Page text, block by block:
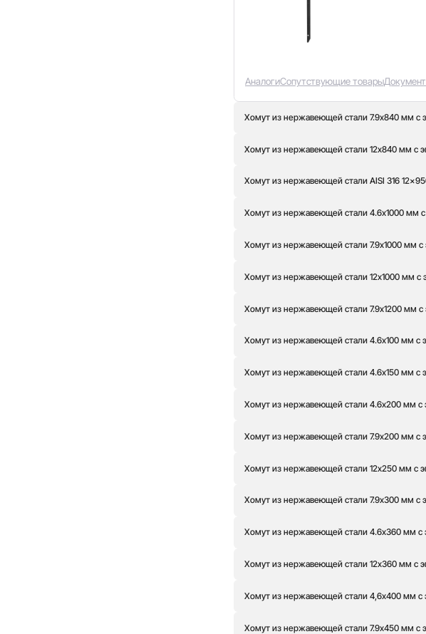
АналогиСопутствующие товары
Хомут из нержавеющей стали 7.9x840 мм с
Хомут из нержавеющей стали 12x840 мм с
Хомут из нержавеющей стали AISI 316
Хомут из нержавеющей стали 4.6x1000 мм
Хомут из нержавеющей стали 7.9x1000 мм
Хомут из нержавеющей стали 12x1000 мм
Хомут из нержавеющей стали 7.9x1200 мм
Хомут из нержавеющей стали 4.6x100 мм с
Хомут из нержавеющей стали 4.6x150 мм с
Хомут из нержавеющей стали 4.6x200 мм с
Хомут из нержавеющей стали 7.9x200 мм с
Хомут из нержавеющей стали 12x250 мм с
Хомут из нержавеющей стали 7.9x300 мм с
Хомут из нержавеющей стали 4.6x360 мм с
Хомут из нержавеющей стали 12x360 мм с
Хомут из нержавеющей стали 4,6x400 мм с
Хомут из нержавеющей стали 7.9x450 мм с